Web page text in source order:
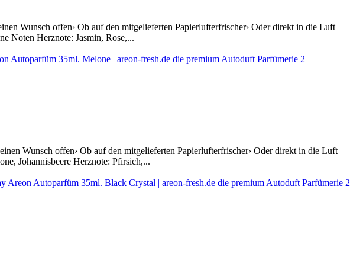
Wunsch offen› Ob auf den mitgelieferten Papierlufterfrischer› Oder direkt in die Luft
Noten Herznote: Jasmin, Rose,...
Wunsch offen› Ob auf den mitgelieferten Papierlufterfrischer› Oder direkt in die Luft
Johannisbeere Herznote: Pfirsich,...